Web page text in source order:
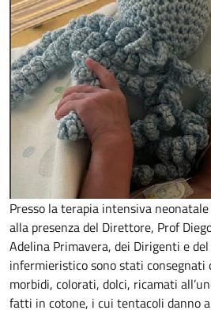
Presso la terapia intensiva neonatale
alla presenza del Direttore, Prof
Adelina Primavera, dei Dirigenti e
infermieristico sono stati consegnati
morbidi, colorati, dolci, ricamati
fatti in cotone, i cui tentacoli danno